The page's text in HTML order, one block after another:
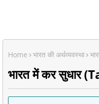
Home भारत की अर्थव्यवस्था
भारत में कर सुधार